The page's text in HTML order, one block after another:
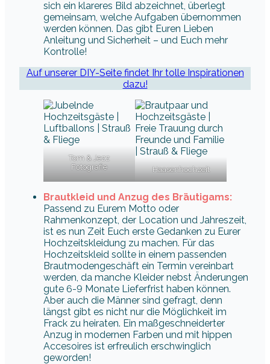
sich ein klareres Bild abzeichnet, überlegt
gemeinsam, welche Aufgaben übernommen
werden können. Das gibt Euren Lieben
Anleitung und Sicherheit – und Euch mehr
Kontrolle!
Auf unserer DIY-Seite findet Ihr tolle Inspirationen
dazu!
Tom & Jezz
Fotografie
Haasenhochzeit
Brautkleid und Anzug des Bräutigams:
Passend zu Eurem Motto oder
Rahmenkonzept, der Location und Jahreszeit,
ist es nun Zeit Euch erste Gedanken zu Eurer
Hochzeitskleidung zu machen. Für das
Hochzeitskleid sollte in einem passenden
Brautmodengeschäft ein Termin vereinbart
werden, da manche Kleider nebst Änderungen
gute 6-9 Monate Lieferfrist haben können.
Aber auch die Männer sind gefragt, denn
längst gibt es nicht nur die Möglichkeit im
Frack zu heiraten. Ein maßgeschneiderter
Anzug in modernen Farben und mit hippen
Accesoires ist erfreulich erschwinglich
geworden!